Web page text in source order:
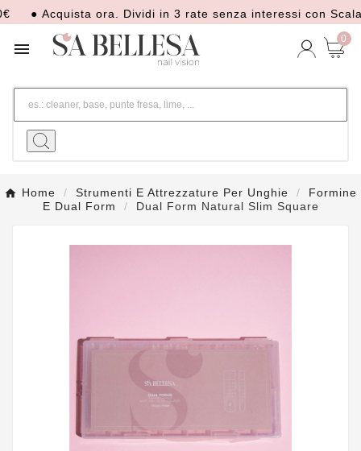
● Acquista ora. Dividi in 3 rate senza interessi con Scalapay

0
Home Strumenti E Attrezzature Per Unghie
Formine
E Dual Form
Dual Form Natural Slim Square